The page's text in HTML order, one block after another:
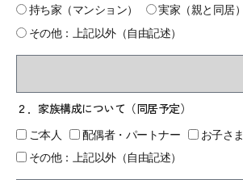
持ち家（マンション）
実家（親と同居）
その他：上記以外（自由記述）
２．家族構成について（同居予定）
ご本人 配偶者・パートナー お子さま
その他：上記以外（自由記述）